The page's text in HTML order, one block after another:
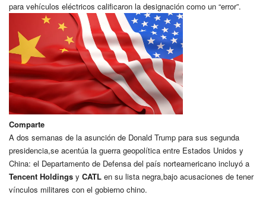
para vehículos eléctricos calificaron la designación como un “error”.
Comparte
A dos semanas de la asunción de Donald Trump para sus segunda
presidencia,se acentúa la guerra geopolítica entre Estados Unidos y
China: el Departamento de Defensa del país norteamericano incluyó a
Tencent Holdings y CATL en su lista negra,bajo acusaciones de tener
vínculos militares con el gobierno chino.